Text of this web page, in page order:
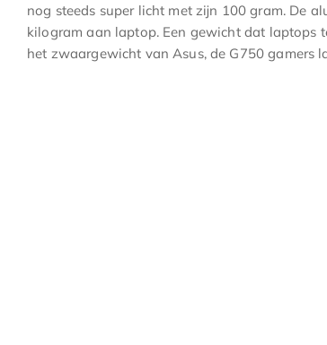
nog steeds super licht met zijn 100 gram. De
kilogram aan laptop. Een gewicht dat laptops
het zwaargewicht van Asus, de G750 gamers